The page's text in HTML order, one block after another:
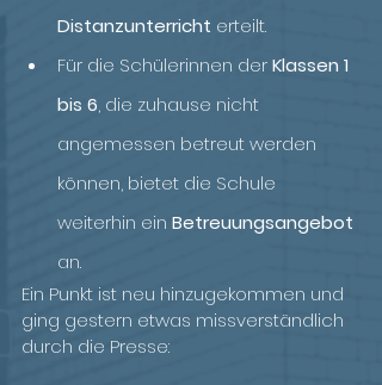
Distanzunterricht erteilt.
Für die Schülerinnen der Klassen 1
bis 6, die zuhause nicht
angemessen betreut werden
können, bietet die Schule
weiterhin ein Betreuungsangebot
an.
Ein Punkt ist neu hinzugekommen und
ging gestern etwas missverständlich
durch die Presse: